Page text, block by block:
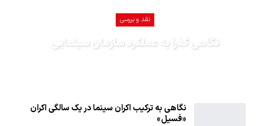
نقد و بررسی
نگاهی گذرا به عملکرد سازمان سینمایی
نگاهی به ترکیب اکران سینما در یک سالگی اکران
«فسیل»